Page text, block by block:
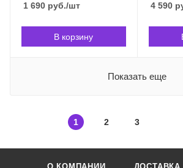
1 690 руб./шт
В корзину
4 590
Показать еще
1 2 3